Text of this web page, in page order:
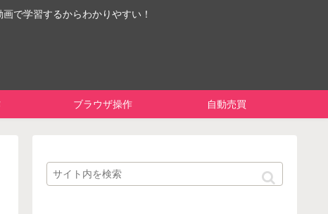
で学習するからわかりやすい！
ブラウザ操作 自動売買